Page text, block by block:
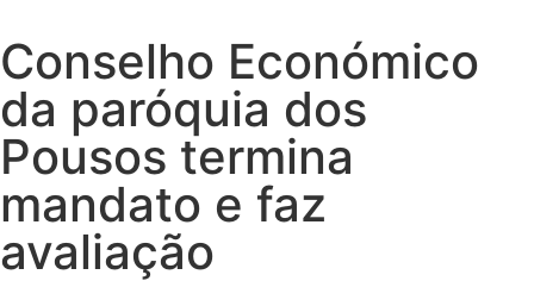
Conselho Económico
da paróquia dos
Pousos termina
mandato e faz
avaliação